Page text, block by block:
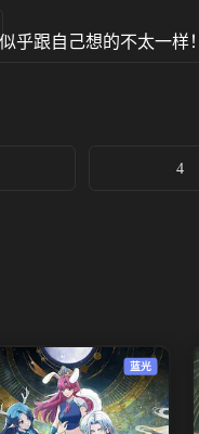
乎跟自己想的不太一样！
4
蓝光